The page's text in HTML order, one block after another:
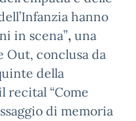
hanno
in scena”, una
Out, conclusa da
della
recital “Come
di memoria